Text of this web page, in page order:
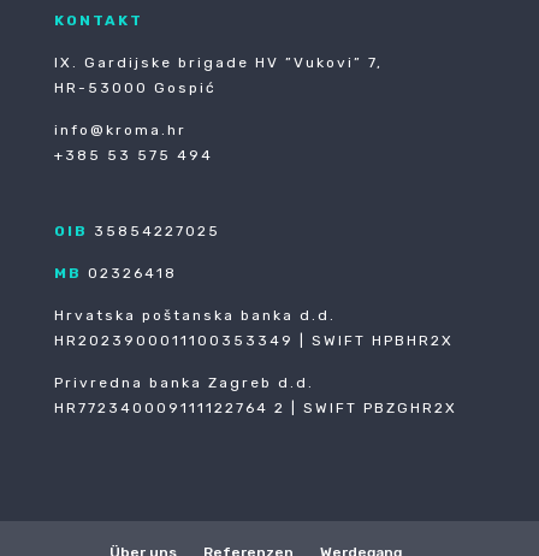
KONTAKT
IX. Gardijske brigade HV ”Vukovi” 7,
HR-53000 Gospić
info@kroma.hr
+385 53 575 494
OIB 35854227025
MB 02326418
Hrvatska poštanska banka d.d.
HR2023900011100353349 | SWIFT HPBHR2X
Privredna banka Zagreb d.d.
HR772340009111122764 2 | SWIFT PBZGHR2X
Über uns Referenzen Werdegang